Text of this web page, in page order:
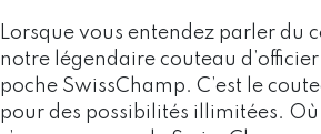
Lorsque vous entendez parler du
notre légendaire couteau
poche SwissChamp. C’est le
pour des possibilités illimitées.